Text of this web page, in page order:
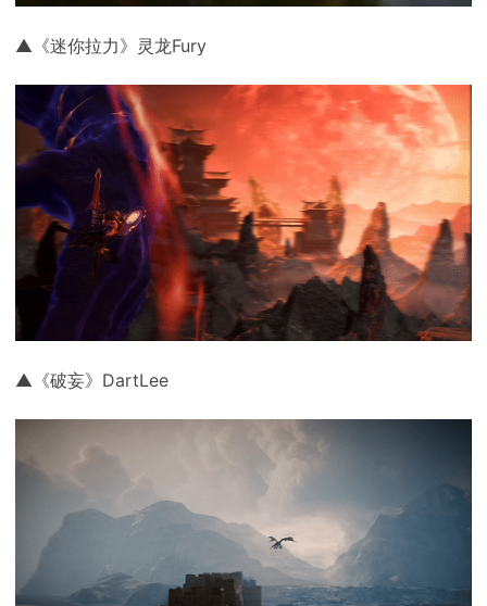
▲《迷你拉力》灵龙Fury
▲《破妄》DartLee